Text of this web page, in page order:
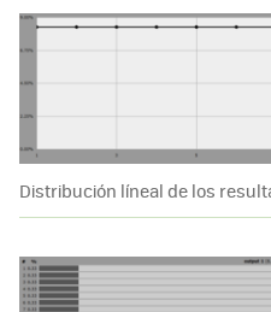
Distribución líneal de los